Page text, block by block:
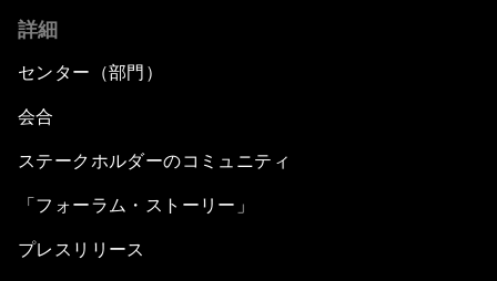
詳細
センター（部門）
会合
ステークホルダーのコミュニティ
「フォーラム・ストーリー」
プレスリリース